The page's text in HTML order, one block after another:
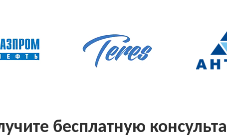
бесплатную